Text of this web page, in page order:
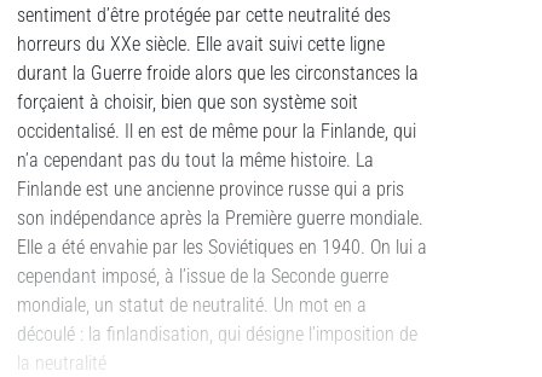
sentiment d’être protégée par cette neutralité des
horreurs du XXe siècle. Elle avait suivi cette ligne
durant la Guerre froide alors que les circonstances la
forçaient à choisir, bien que son système soit
occidentalisé. Il en est de même pour la Finlande, qui
n’a cependant pas du tout la même histoire. La
Finlande est une ancienne province russe qui a pris
son indépendance après la Première guerre mondiale.
Elle a été envahie par les Soviétiques en 1940. On lui a
cependant imposé, à l’issue de la Seconde guerre
mondiale, un statut de neutralité. Un mot en a
découlé : la finlandisation, qui désigne l’imposition de
la neutralité